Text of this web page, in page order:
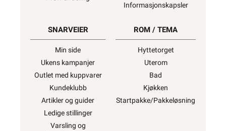
Informasjonskapsler
SNARVEIER
Min side
Ukens kampanjer
Outlet med kuppvarer
Kundeklubb
Artikler og guider
Ledige stillinger
Varsling og
ROM / TEMA
Hyttetorget
Uterom
Bad
Kjøkken
Startpakke/Pakkeløsning